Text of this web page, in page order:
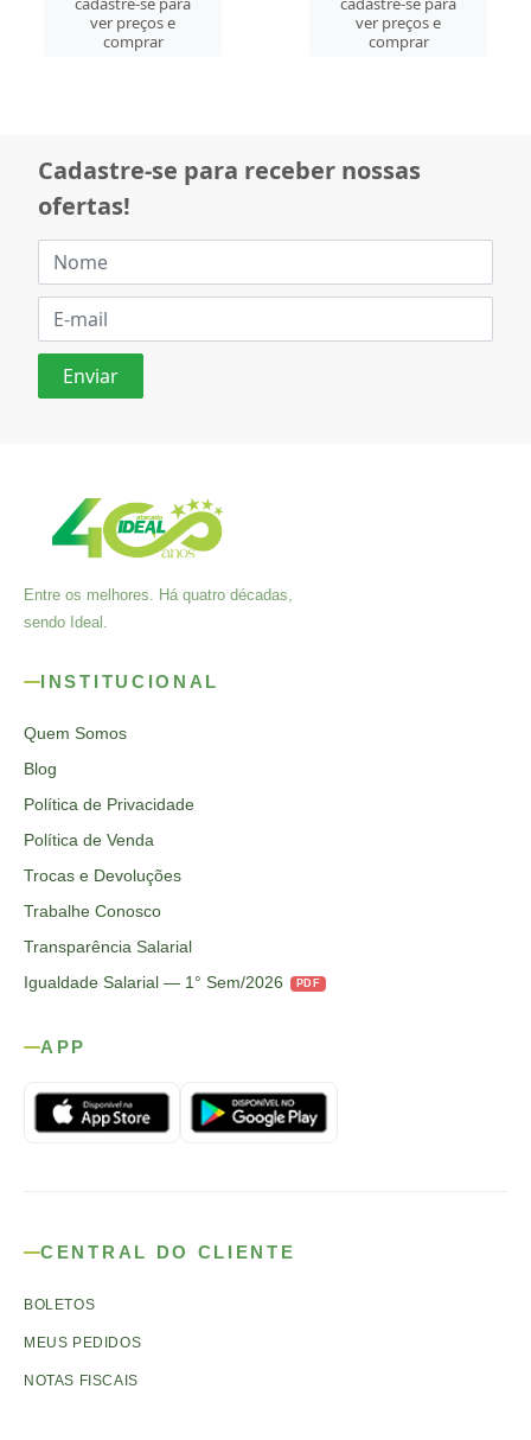
ver preços e
comprar
ver preços e
comprar
Cadastre-se para receber nossas
ofertas!
Entre os melhores. Há quatro décadas,
sendo Ideal.
INSTITUCIONAL
Quem Somos
Blog
Política de Privacidade
Política de Venda
Trocas e Devoluções
Trabalhe Conosco
Transparência Salarial
Igualdade Salarial — 1° Sem/2026
PDF
APP
CENTRAL DO CLIENTE
BOLETOS
MEUS PEDIDOS
NOTAS FISCAIS